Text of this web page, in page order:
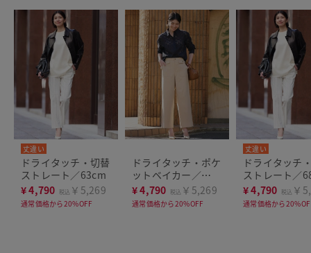
丈違い
ドライタッチ・切替
ストレート／63cm
¥4,790 税込 ￥5,269
通常価格から20%OFF
ドライタッチ・ポケ
ットベイカー／
68cm
¥4,790 税込 ￥5,269
通常価格から20%OFF
丈違い
ドライタッチ
ストレート／
¥4,790 税込 ￥
通常価格から